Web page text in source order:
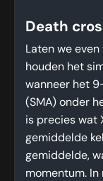
Death
Laten we
houden het
wanneer het
(SMA) onder
is precies wat
gemiddelde
gemiddelde,
momentum. In